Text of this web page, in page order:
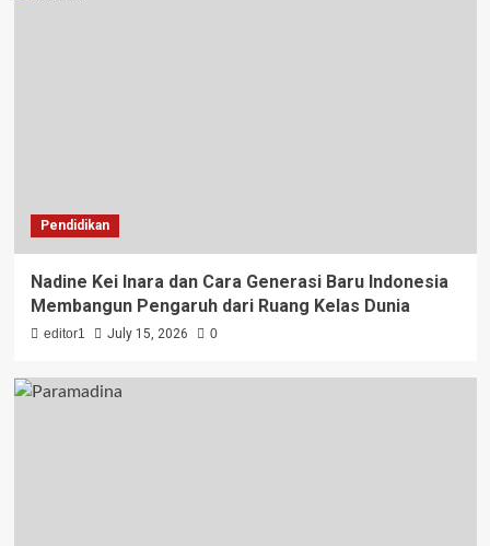
Pendidikan
Nadine Kei Inara dan Cara Generasi Baru Indonesia
Membangun Pengaruh dari Ruang Kelas Dunia
editor1 July 15, 2026 0